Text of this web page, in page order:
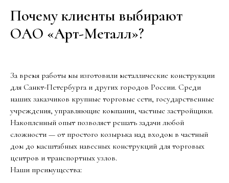
Почему клиенты выбирают
ОАО «Арт-Металл»?
За время работы мы изготовили металлические конструкции
для Санкт-Петербурга и других городов России. Среди
наших заказчиков крупные торговые сети, государственные
учреждения, управляющие компании, частные застройщики.
Накопленный опыт позволяет решать задачи любой
сложности — от простого козырька над входом в частный
дом до масштабных навесных конструкций для торговых
центров и транспортных узлов.
Наши преимущества: